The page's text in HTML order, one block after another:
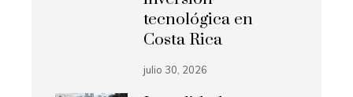
tecnológica en
Costa Rica
julio 30, 2026